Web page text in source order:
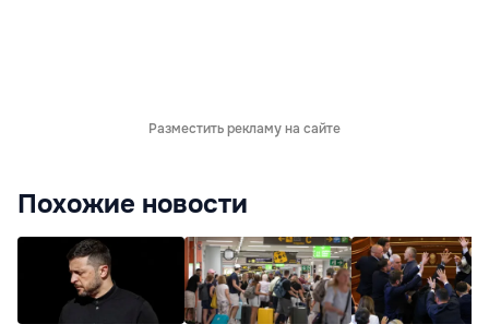
Разместить рекламу на сайте
Похожие новости